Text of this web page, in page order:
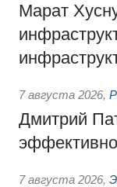
Марат
7 августа 2026,
Дмитрий
7 августа 2026,